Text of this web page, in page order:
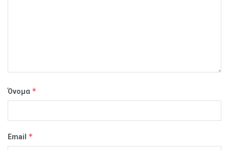
Όνομα *
Email *